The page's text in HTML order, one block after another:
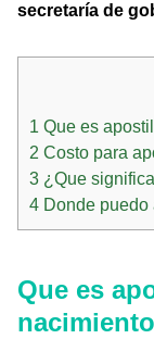
secretaría de
1 Que es
2 Costo para
3 ¿Que
4 Donde
Que es
nacimiento